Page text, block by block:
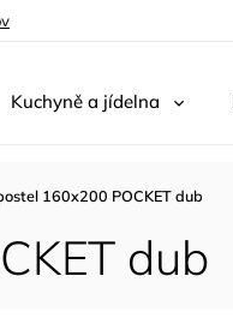
Kuchyně a jídelna
160x200 POCKET dub
dub